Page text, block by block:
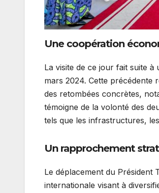
Une coopération
La visite de ce jour fait suite
mars 2024. Cette précédente
des retombées concrètes,
témoigne de la volonté des
tels que les infrastructures,
Un rapprochement
Le déplacement du Président
internationale visant à